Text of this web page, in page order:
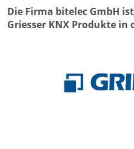
Die Firma bitelec GmbH
Griesser KNX Produkte in